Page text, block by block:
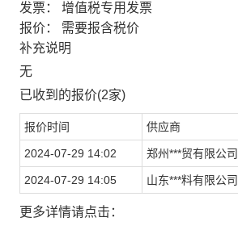
发票：
增值税专用发票
报价：
需要报含税价
补充说明
无
已收到的报价(2家)
报价时间 供应商
2024-07-29 14:02 郑州***贸有限公司
2024-07-29 14:05 山东***料有限公司
更多详情请点击：